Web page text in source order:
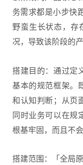
务需求都是小步快
野蛮生长状态，存
况，导致该阶段的
搭建目的：通过定
基本的规范框架。
和认知判断；从页
同时业务可以在规
根基牢固，而且不
搭建范围：「全局